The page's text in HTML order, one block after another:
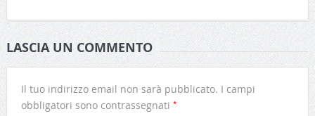
LASCIA UN COMMENTO
Il tuo indirizzo email non sarà pubblicato. I campi
obbligatori sono contrassegnati *